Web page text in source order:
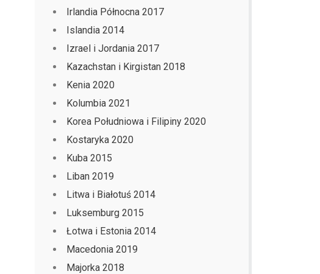
Irlandia Północna 2017
Islandia 2014
Izrael i Jordania 2017
Kazachstan i Kirgistan 2018
Kenia 2020
Kolumbia 2021
Korea Południowa i Filipiny 2020
Kostaryka 2020
Kuba 2015
Liban 2019
Litwa i Białotuś 2014
Luksemburg 2015
Łotwa i Estonia 2014
Macedonia 2019
Majorka 2018